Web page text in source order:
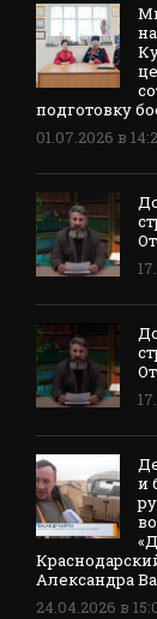
подготовку
01.07.2026 в
и
Александра
24.04.2026 в